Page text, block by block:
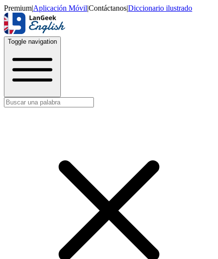
Premium|Aplicación Móvil|Contáctanos|Diccionario ilustrado
Toggle navigation